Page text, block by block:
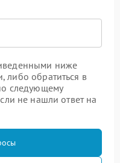
ниже
либо обратиться в
следующему
не нашли ответ на